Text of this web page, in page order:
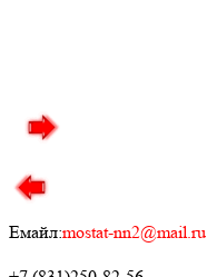
Емайл:mostat-nn2@mail.ru